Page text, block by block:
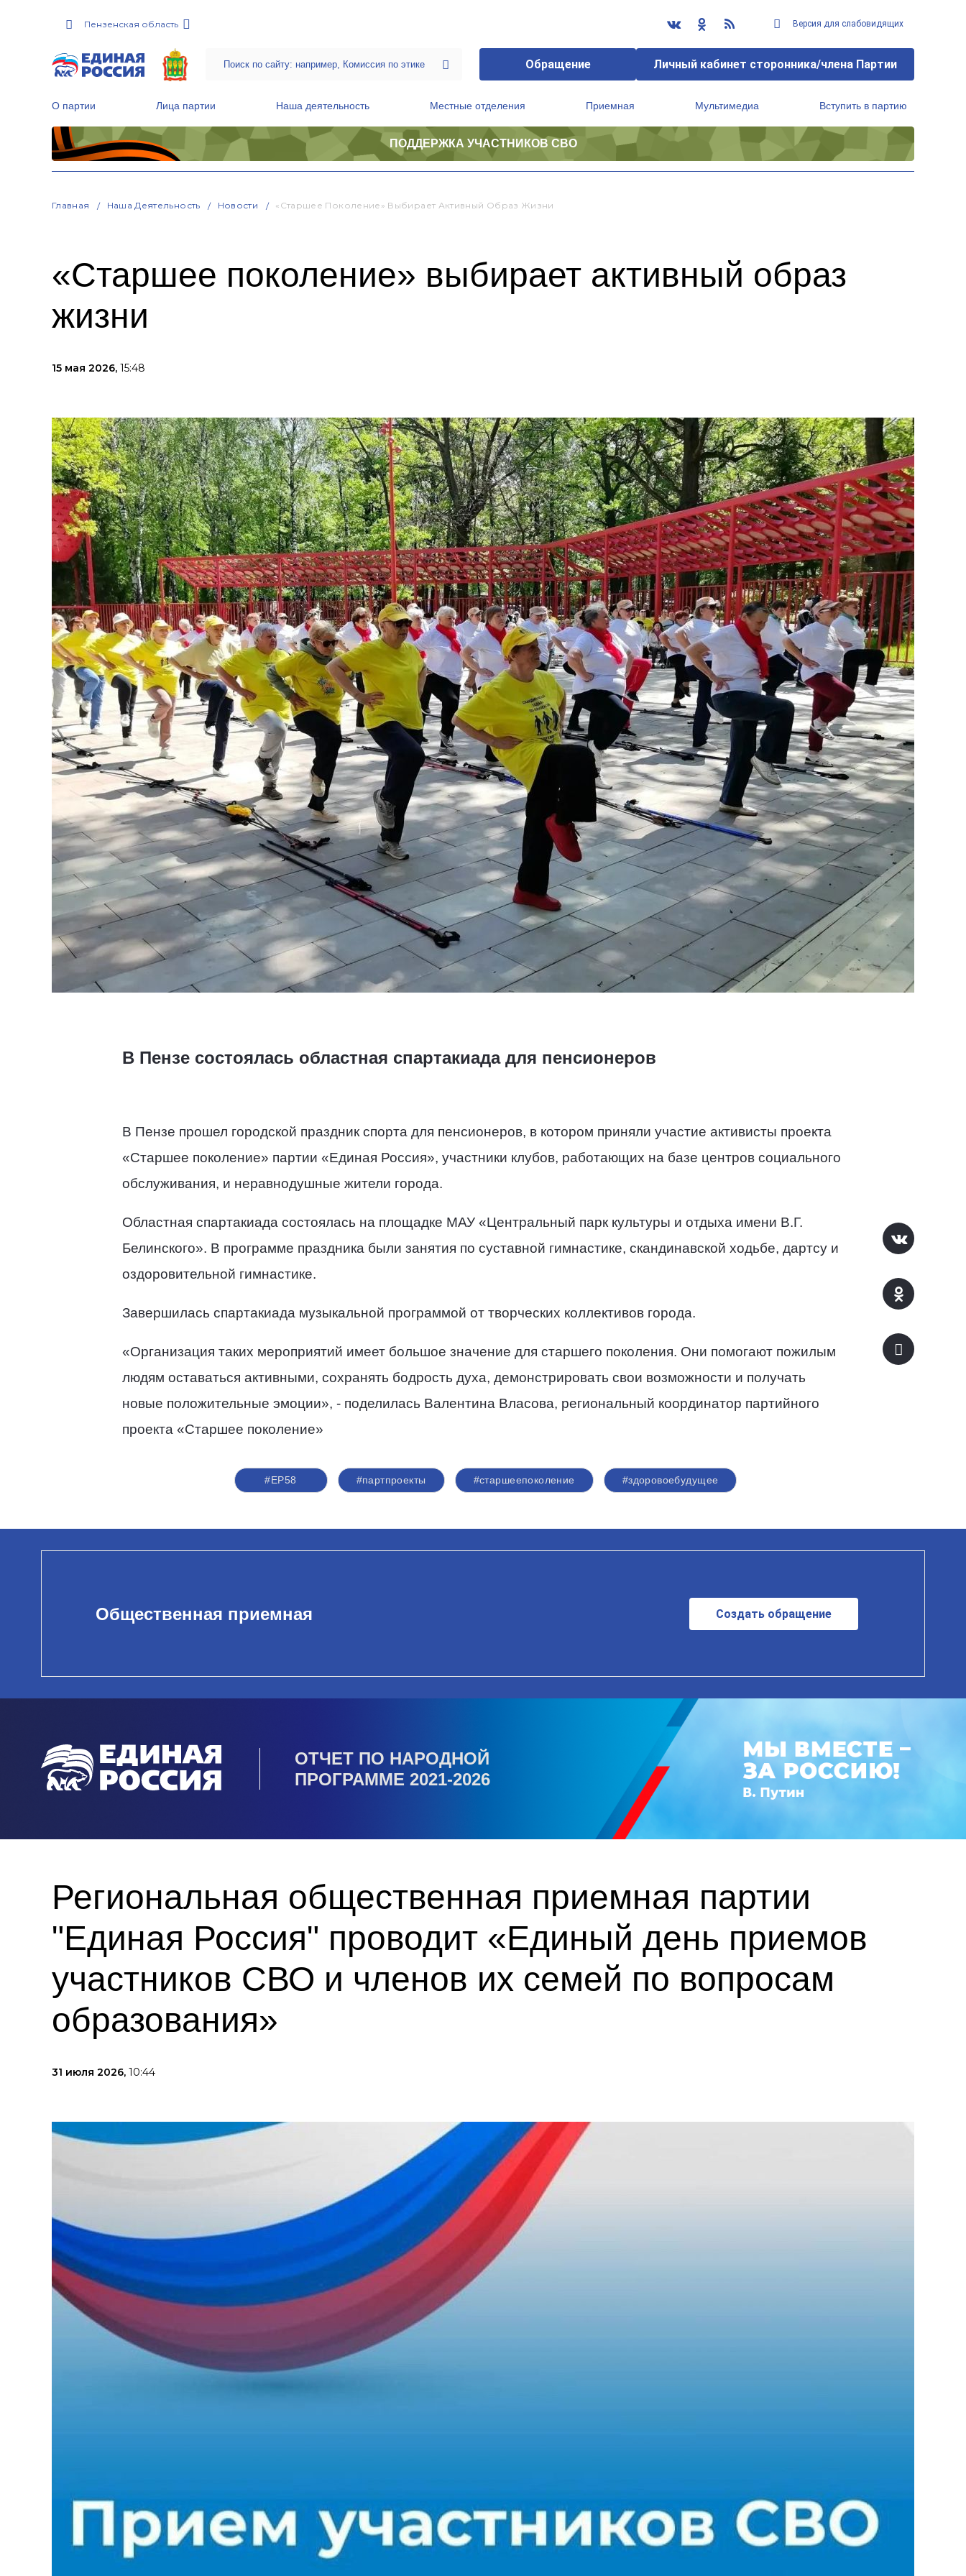
Пензенская область Версия для слабовидящих
Обращение Личный кабинет сторонника/члена Партии
О партии Лица партии Наша деятельность Местные отделения Приемная Мультимедиа Вступить в партию
ПОДДЕРЖКА УЧАСТНИКОВ СВО
Главная Наша Деятельность Новости «Старшее Поколение» Выбирает Активный Образ Жизни
«Старшее поколение» выбирает активный образ
жизни
15 мая 2026, 15:48
В Пензе состоялась областная спартакиада для пенсионеров
В Пензе прошел городской праздник спорта для пенсионеров, в котором приняли участие активисты проекта
«Старшее поколение» партии «Единая Россия», участники клубов, работающих на базе центров социального
обслуживания, и неравнодушные жители города.
Областная спартакиада состоялась на площадке МАУ «Центральный парк культуры и отдыха имени В.Г.
Белинского». В программе праздника были занятия по суставной гимнастике, скандинавской ходьбе, дартсу и
оздоровительной гимнастике.
Завершилась спартакиада музыкальной программой от творческих коллективов города.
«Организация таких мероприятий имеет большое значение для старшего поколения. Они помогают пожилым
людям оставаться активными, сохранять бодрость духа, демонстрировать свои возможности и получать
новые положительные эмоции», - поделилась Валентина Власова, региональный координатор партийного
проекта «Старшее поколение»
#ЕР58 #партпроекты #старшеепоколение #здоровоебудущее
Общественная приемная Создать обращение
ОТЧЕТ ПО НАРОДНОЙ
ПРОГРАММЕ 2021-2026
Региональная общественная приемная партии
"Единая Россия" проводит «Единый день приемов
участников СВО и членов их семей по вопросам
образования»
31 июля 2026, 10:44